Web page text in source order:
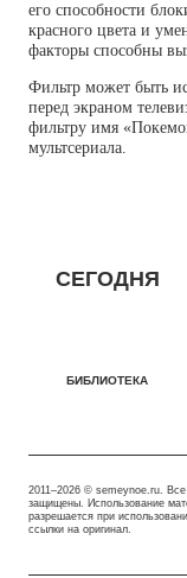
его способности
красного цвета и
факторы способны
Фильтр может быть
перед экраном
фильтру имя
мультсериала.
СЕГОДНЯ
БИБЛИОТЕКА
2011–2026 © semeynoe.ru.
защищены. Использование
разрешается при
ссылки на оригинал.